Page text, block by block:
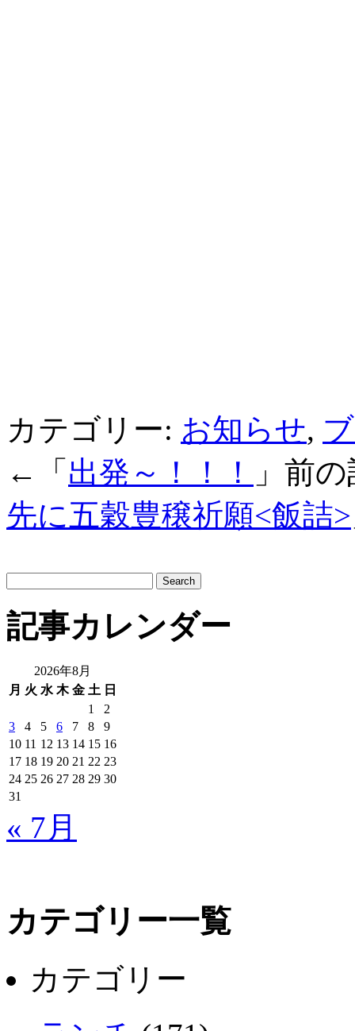
カテゴリー: お知らせ,
←「 出発～！！！
」前
先に五穀豊穣祈願<飯詰>
ト
内
検
記事カレンダー
2026年8月
月 火 水 木 金 土 日
1
2
3
4 5 6 7 8
9
10 11 12 13 14 15 16
17 18 19 20 21 22 23
24 25 26 27 28 29 30
31
« 7月
カテゴリー一覧
カテゴリー